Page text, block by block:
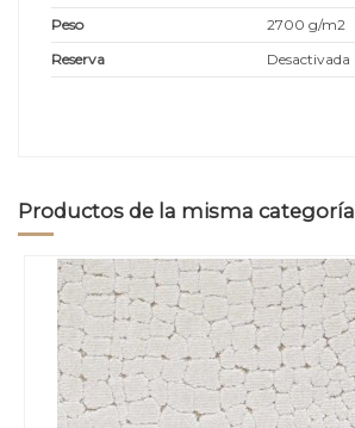
Peso
2700 g/m2
Reserva
Desactivada
Productos de la misma categoría